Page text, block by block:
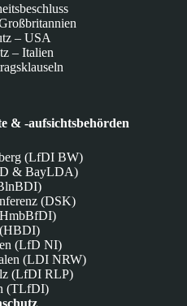
– USA
– Italien
& -aufsichtsbehörden
(LfDI BW)
& BayLDA)
(DSK)
(HBDI)
(LfD NI)
(LDI NRW)
(LfDI RLP)
(TLfDI)